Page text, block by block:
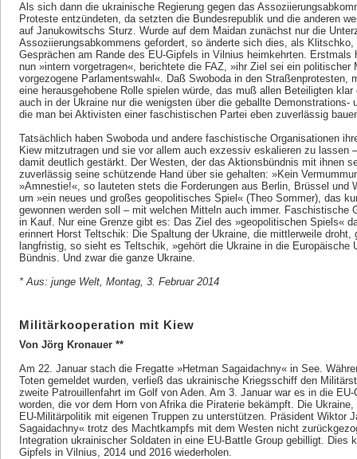
Als sich dann die ukrainische Regierung gegen das
Proteste entzündeten, da setzten die Bundesrepublik und die anderen
auf Janukowitschs Sturz. Wurde auf dem Maidan zunächst nur die
Assoziierungsabkommens gefordert, so änderte sich dies, als
Gesprächen am Rande des EU-Gipfels in Vilnius heimkehrten. Erstmals
nun »intern vorgetragen«, berichtete die FAZ, »ihr Ziel sei ein
vorgezogene Parlamentswahl«. Daß Swoboda in den Straßenprotesten,
eine herausgehobene Rolle spielen würde, das muß allen Beteiligten
auch in der Ukraine nur die wenigsten über die geballte Demonstrations-
die man bei Aktivisten einer faschistischen Partei eben zuverlässig
Tatsächlich haben Swoboda und andere faschistische Organisationen
Kiew mitzutragen und sie vor allem auch exzessiv eskalieren zu lassen
damit deutlich gestärkt. Der Westen, der das Aktionsbündnis mit ihnen
zuverlässig seine schützende Hand über sie gehalten: »Kein
»Amnestie!«, so lauteten stets die Forderungen aus Berlin, Brüssel und
um »ein neues und großes geopolitisches Spiel« (Theo Sommer), das
gewonnen werden soll – mit welchen Mitteln auch immer. Faschistische
in Kauf. Nur eine Grenze gibt es: Das Ziel des »geopolitischen Spiels«
erinnert Horst Teltschik: Die Spaltung der Ukraine, die mittlerweile
langfristig, so sieht es Teltschik, »gehört die Ukraine in die Europäische
Bündnis. Und zwar die ganze Ukraine.
* Aus: junge Welt, Montag, 3. Februar 2014
Militärkooperation mit Kiew
Von Jörg Kronauer **
Am 22. Januar stach die Fregatte »Hetman Sagaidachny« in See.
Toten gemeldet wurden, verließ das ukrainische Kriegsschiff den
zweite Patrouillenfahrt im Golf von Aden. Am 3. Januar war es in die
worden, die vor dem Horn von Afrika die Piraterie bekämpft. Die
EU-Militärpolitik mit eigenen Truppen zu unterstützen. Präsident Wiktor
Sagaidachny« trotz des Machtkampfs mit dem Westen nicht
Integration ukrainischer Soldaten in eine EU-Battle Group gebilligt. Dies
Gipfels in Vilnius, 2014 und 2016 wiederholen.